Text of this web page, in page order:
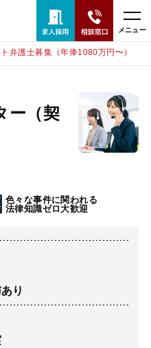
メニュー
弁護士募集（年俸1080万円〜）
ー（契
色々な事件に関われる
法律知識ゼロ大歓迎
り
全国対応
相談予約受付中